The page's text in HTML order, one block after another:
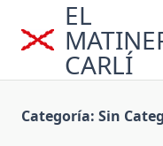
contenido
EL
CARLÍ
Categoría: Sin